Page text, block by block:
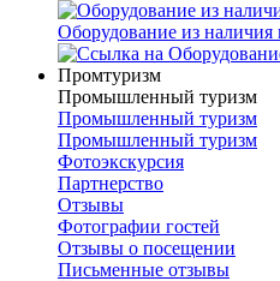
Оборудование из наличия
Промтуризм
Промышленный туризм
Промышленный туризм
Промышленный туризм
Фотоэкскурсия
Партнерство
Отзывы
Фотографии гостей
Отзывы о посещении
Письменные отзывы